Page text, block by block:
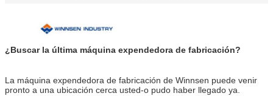
¿Buscar la última máquina expendedora de fabricación?
La máquina expendedora de fabricación de Winnsen puede venir
pronto a una ubicación cerca usted-o pudo haber llegado ya.